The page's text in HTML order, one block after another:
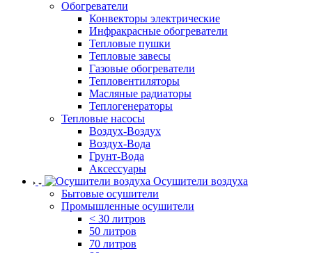
Обогреватели
Конвекторы электрические
Инфракрасные обогреватели
Тепловые пушки
Тепловые завесы
Газовые обогреватели
Тепловентиляторы
Масляные радиаторы
Теплогенераторы
Тепловые насосы
Воздух-Воздух
Воздух-Вода
Грунт-Вода
Аксессуары
Осушители воздуха
Бытовые осушители
Промышленные осушители
< 30 литров
50 литров
70 литров